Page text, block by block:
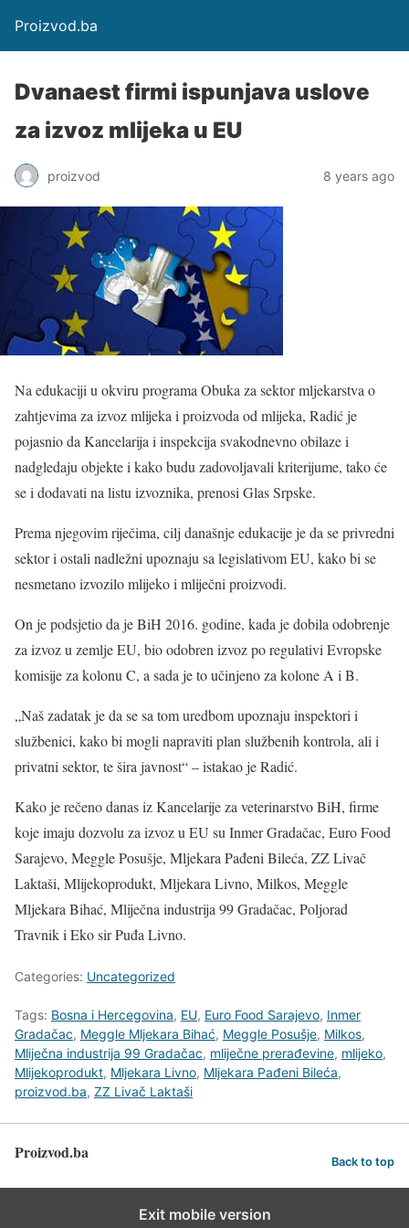
Proizvod.ba
Dvanaest firmi ispunjava uslove
za izvoz mlijeka u EU
proizvod 8 years ago
Na edukaciji u okviru programa Obuka za sektor mljekarstva o
zahtjevima za izvoz mlijeka i proizvoda od mlijeka, Radić je
pojasnio da Kancelarija i inspekcija svakodnevno obilaze i
nadgledaju objekte i kako budu zadovoljavali kriterijume, tako će
se i dodavati na listu izvoznika, prenosi Glas Srpske.
Prema njegovim riječima, cilj današnje edukacije je da se privredni
sektor i ostali nadležni upoznaju sa legislativom EU, kako bi se
nesmetano izvozilo mlijeko i mliječni proizvodi.
On je podsjetio da je BiH 2016. godine, kada je dobila odobrenje
za izvoz u zemlje EU, bio odobren izvoz po regulativi Evropske
komisije za kolonu C, a sada je to učinjeno za kolone A i B.
„Naš zadatak je da se sa tom uredbom upoznaju inspektori i
službenici, kako bi mogli napraviti plan službenih kontrola, ali i
privatni sektor, te šira javnost“ – istakao je Radić.
Kako je rečeno danas iz Kancelarije za veterinarstvo BiH, firme
koje imaju dozvolu za izvoz u EU su Inmer Gradačac, Euro Food
Sarajevo, Meggle Posušje, Mljekara Pađeni Bileća, ZZ Livač
Laktaši, Mlijekoprodukt, Mljekara Livno, Milkos, Meggle
Mljekara Bihać, Mliječna industrija 99 Gradačac, Poljorad
Travnik i Eko sir Puđa Livno.
Categories: Uncategorized
Tags: Bosna i Hercegovina, EU, Euro Food Sarajevo, Inmer
Gradačac, Meggle Mljekara Bihać, Meggle Posušje, Milkos,
Mliječna industrija 99 Gradačac, mliječne prerađevine, mlijeko,
Mlijekoprodukt, Mljekara Livno, Mljekara Pađeni Bileća,
proizvod.ba, ZZ Livač Laktaši
Proizvod.ba Back to top
Exit mobile version